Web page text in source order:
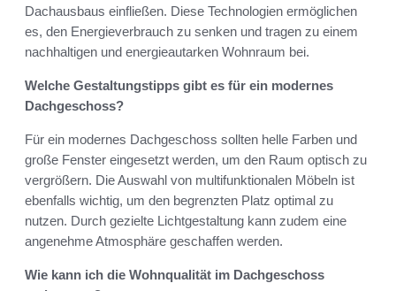
Dachausbaus einfließen. Diese Technologien ermöglichen
es, den Energieverbrauch zu senken und tragen zu einem
nachhaltigen und energieautarken Wohnraum bei.
Welche Gestaltungstipps gibt es für ein modernes
Dachgeschoss?
Für ein modernes Dachgeschoss sollten helle Farben und
große Fenster eingesetzt werden, um den Raum optisch zu
vergrößern. Die Auswahl von multifunktionalen Möbeln ist
ebenfalls wichtig, um den begrenzten Platz optimal zu
nutzen. Durch gezielte Lichtgestaltung kann zudem eine
angenehme Atmosphäre geschaffen werden.
Wie kann ich die Wohnqualität im Dachgeschoss